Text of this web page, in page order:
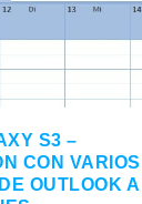
S3 –
CON VARIOS
OUTLOOK